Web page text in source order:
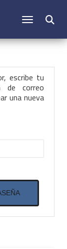
CAMBIAR
escribe tu
de correo
una nueva